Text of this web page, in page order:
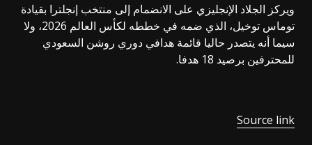
ويركز الجلاد الإنجليزي على الانضمام إلى منتخب إنجلترا بقيادة
توماس توخيل، الذي ضمه في خططه لكأس العالم 2026، ولا
سيما أنه يتصدر حاليا قائمة هدافي دوري روشن السعودي
للمحترفين برصيد 18 هدفا.
Source link